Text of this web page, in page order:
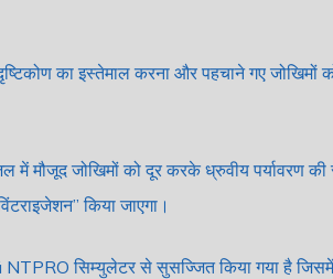
दृष्टिकोण का इस्तेमाल करना और पहचाने गए
मौजूद जोखिमों को दूर करके ध्रुवीय पर्यावरण
किया जाएगा।
सिम्युलेटर से सुसज्जित किया गया है जिसमें